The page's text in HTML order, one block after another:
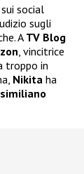
social
sugli
A TV Blog
, vincitrice
troppo in
Nikita ha